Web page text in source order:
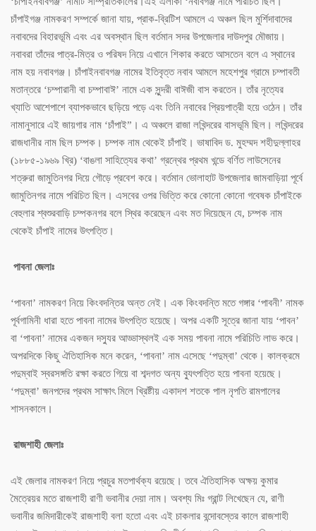
চাঁপাইগঞ্জ নামকরণ সম্পর্কে জানা যায়, প্রাক-ব্রিটিশ আমলে এ অঞ্চল ছিল মুর্শিদাবাদের
নবাবদের বিহারভূমি এবং এর অবস্থান ছিল বর্তমান সদর উপজেলার দাউদপুর মৌজায়।
নবাবরা তাঁদের পাত্র-মিত্র ও পরিষদ নিয়ে এখানে শিকার করতে আসতেন বলে এ স্থানের
নাম হয় নবাবগঞ্জ। চাঁপাইনবাবগঞ্জ নামের ইতিবৃত্ত নবাব আমলে মহেশপুর গ্রামে চম্পাবতী
মতান্তরে ‘চম্পারানী বা চম্পাবাঈ’ নামে এক সুন্দরী বাঈজী বাস করতেন। তাঁর নৃত্যের
খ্যাতি আশেপাশে ব্যাপকভাবে ছড়িয়ে পড়ে এবং তিনি নবাবের প্রিয়পাত্রী হয়ে ওঠেন। তাঁর
নামানুসারে এই জায়গার নাম ‘চাঁপাই”। এ অঞ্চলে রাজা লখিন্দরের বাসভূমি ছিল। লখিন্দরের
রাজধানীর নাম ছিল চম্পক। চম্পক নাম থেকেই চাঁপাই। ভাষাবিদ ড. মুহম্মদ শহীদুল্লাহর
(১৮৮৫-১৯৬৯ খ্রি) ‘বাঙলা সাহিত্যের কথা’ গ্রন্থের প্রথম খন্ডে বর্ণিত লাউসেনের
শত্রুরা জামুতিনগর দিয়ে গৌড়ে প্রবেশ করে। বর্তমান ভোলাহাট উপজেলার জামবাড়িয়া পূর্বে
জামুতিনগর নামে পরিচিত ছিল। এসবের ওপর ভিত্তি করে কোনো কোনো গবেষক চাঁপাইকে
বেহুলার শ্বশুরবাড়ি চম্পকনগর বলে স্থির করেছেন এবং মত দিয়েছেন যে, চম্পক নাম
থেকেই চাঁপাই নামের উৎপত্তি।
পাবনা জেলাঃ
‘পাবনা’ নামকরণ নিয়ে কিংবদন্তির অন্ত নেই। এক কিংবদন্তি মতে গঙ্গার ‘পাবনী’ নামক
পূর্বগামিনী ধারা হতে পাবনা নামের উৎপত্তি হয়েছে। অপর একটি সূত্রে জানা যায় ‘পাবন’
বা ‘পাবনা’ নামের একজন দস্যুর আড্ডাস্থলই এক সময় পাবনা নামে পরিচিতি লাভ করে।
অপরদিকে কিছু ঐতিহাসিক মনে করেন, ‘পাবনা’ নাম এসেছে ‘পদুম্বা’ থেকে। কালক্রমে
পদুম্বাই স্বরসঙ্গতি রক্ষা করতে গিয়ে বা শব্দগত অন্য ব্যুৎপত্তি হয়ে পাবনা হয়েছে।
‘পদুম্বা’ জনপদের প্রথম সাক্ষাৎ মিলে খ্রিষ্টীয় একাদশ শতকে পাল নৃপতি রামপালের
শাসনকালে।
রাজশাহী জেলাঃ
এই জেলার নামকরণ নিয়ে প্রচুর মতপার্থক্য রয়েছে। তবে ঐতিহাসিক অক্ষয় কুমার
মৈত্রেয়র মতে রাজশাহী রাণী ভবানীর দেয়া নাম। অবশ্য মিঃ গ্রান্ট লিখেছেন যে, রাণী
ভবানীর জমিদারীকেই রাজশাহী বলা হতো এবং এই চাকলার বন্দোবস্তের কালে রাজশাহী